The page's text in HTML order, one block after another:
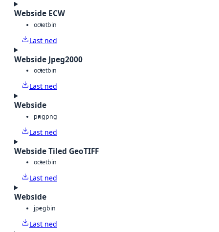
Webside ECW
octetbin
Last ned
Webside Jpeg2000
octetbin
Last ned
Webside
pngpng
Last ned
Webside Tiled GeoTIFF
octetbin
Last ned
Webside
jpegbin
Last ned